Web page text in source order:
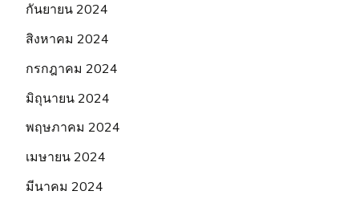
กันยายน 2024
สิงหาคม 2024
กรกฎาคม 2024
มิถุนายน 2024
พฤษภาคม 2024
เมษายน 2024
มีนาคม 2024